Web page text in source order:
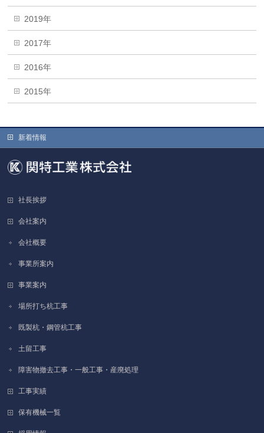
2019年
2017年
2016年
2015年
新着情報
社長挨拶
会社案内
会社概要
事業所案内
事業案内
場所打ち杭工事
既製杭・鋼管杭工事
土留工事
障害物撤去工事・一般工事・産廃処理
工事実績
保有機械一覧